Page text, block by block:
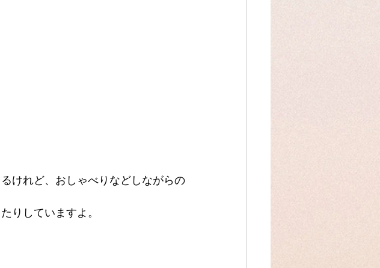
けれど、おしゃべりなどしながらの
りしていますよ。